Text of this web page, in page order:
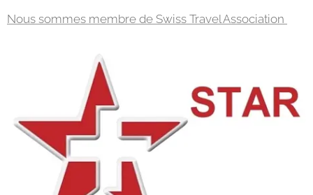
Nous sommes membre de Swiss Travel Association